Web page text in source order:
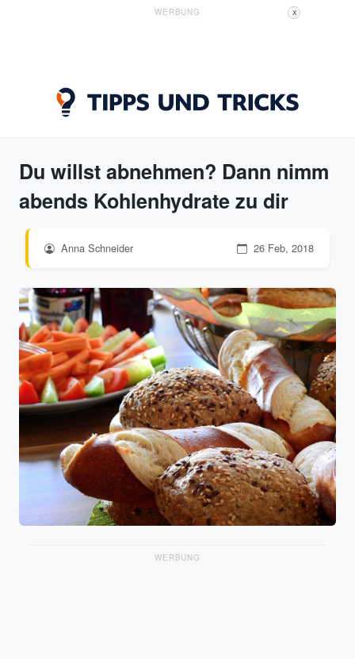
WERBUNG X
Du willst abnehmen? Dann nimm
abends Kohlenhydrate zu dir
Anna Schneider 26 Feb, 2018
WERBUNG